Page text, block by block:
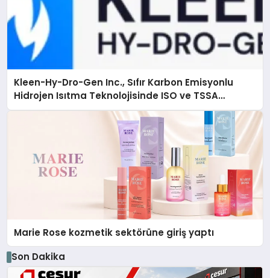
Kleen-Hy-Dro-Gen Inc., Sıfır Karbon Emisyonlu
Hidrojen Isıtma Teknolojisinde ISO ve TSSA
Düzenleyici Onaylarını Aldı
Marie Rose kozmetik sektörüne giriş yaptı
Son Dakika